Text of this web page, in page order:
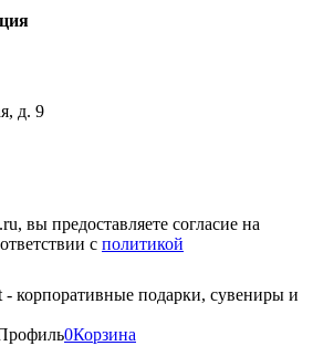
д. 9
вы предоставляете согласие на
с политикой
- корпоративные подарки, сувениры и
0Корзина